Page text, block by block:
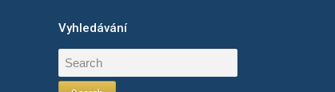
Vyhledávání